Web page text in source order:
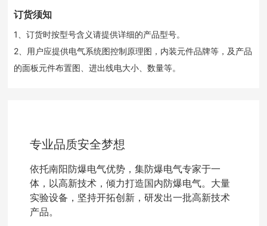
订货须知
1、订货时按型号含义请提供详细的产品型号。
2、用户应提供电气系统图控制原理图，内装元件品牌等，及产品
的面板元件布置图、进出线电大小、数量等。
专业品质安全梦想
依托南阳防爆电气优势，集防爆电气专家于一
体，以高新技术，倾力打造国内防爆电气。大量
实验设备，坚持开拓创新，研发出一批高新技术
产品。